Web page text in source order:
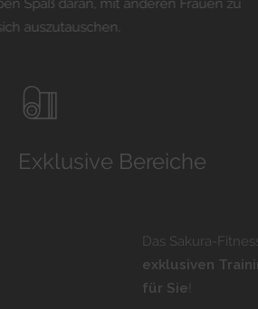
auszutauschen.
Exklusive Bereiche
Das Sakura-
exklusiven
für Sie